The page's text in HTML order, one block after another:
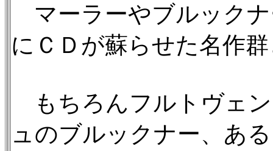
マーラーやブルック
にＣＤが蘇らせた名作
もちろんフルトヴェ
ュのブルックナー、あ